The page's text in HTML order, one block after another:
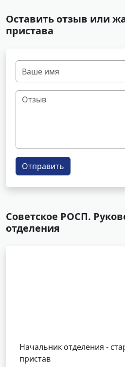
Оставить отзыв или
пристава
Отправить
Советское РОСП.
отделения
Начальник отделения -
пристав